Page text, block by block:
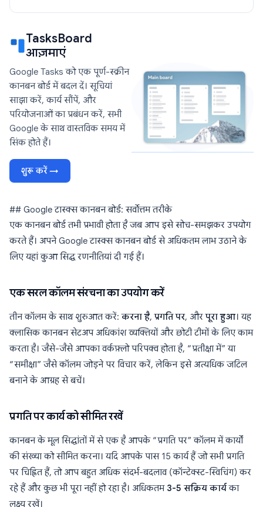
TasksBoard
आज़माएं
Google Tasks को एक पूर्ण-स्क्रीन
कानबन बोर्ड में बदल दें। सूचियां
साझा करें, कार्य सौंपें, और
परियोजनाओं का प्रबंधन करें, सभी
Google के साथ वास्तविक समय में
सिंक होते हैं।
शुरू करें →
## Google टास्क्स कानबन बोर्ड: सर्वोत्तम तरीके
एक कानबन बोर्ड तभी प्रभावी होता है जब आप इसे सोच-समझकर उपयोग
करते हैं। अपने Google टास्क्स कानबन बोर्ड से अधिकतम लाभ उठाने के
लिए यहां कुआ सिद्ध रणनीतियां दी गई हैं।
एक सरल कॉलम संरचना का उपयोग करें
तीन कॉलम के साथ शुरुआत करें:करना है,प्रगति पर, औरपूरा हुआ। यह
क्लासिक कानबन सेटअप अधिकांश व्यक्तियों और छोटी टीमों के लिए काम
करता है। जैसे-जैसे आपका वर्कफ़्लो परिपक्व होता है, “प्रतीक्षा में” या
“समीक्षा” जैसे कॉलम जोड़ने पर विचार करें, लेकिन इसे अत्यधिक जटिल
बनाने के आग्रह से बचें।
प्रगति पर कार्य को सीमित रखें
कानबन के मूल सिद्धांतों में से एक है आपके “प्रगति पर” कॉलम में कार्यों
की संख्या को सीमित करना। यदि आपके पास 15 कार्य हैं जो सभी प्रगति
पर चिह्नित हैं, तो आप बहुत अधिक संदर्भ-बदलाव (कॉन्टेक्स्ट-स्विचिंग) कर
रहे हैं और कुछ भी पूरा नहीं हो रहा है। अधिकतम 3-5 सक्रिय कार्यका
लक्ष्य रखें।